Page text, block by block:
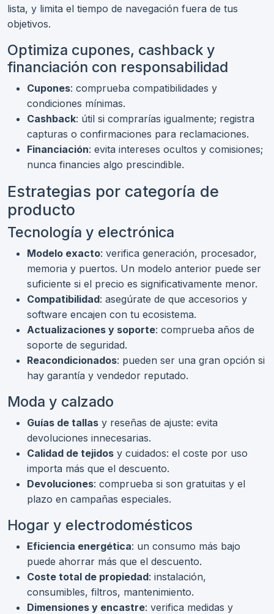
lista, y limita el tiempo de navegación fuera de tus
objetivos.
Optimiza cupones, cashback y
financiación con responsabilidad
Cupones: comprueba compatibilidades y
condiciones mínimas.
Cashback: útil si comprarías igualmente; registra
capturas o confirmaciones para reclamaciones.
Financiación: evita intereses ocultos y comisiones;
nunca financies algo prescindible.
Estrategias por categoría de
producto
Tecnología y electrónica
Modelo exacto: verifica generación, procesador,
memoria y puertos. Un modelo anterior puede ser
suficiente si el precio es significativamente menor.
Compatibilidad: asegúrate de que accesorios y
software encajen con tu ecosistema.
Actualizaciones y soporte: comprueba años de
soporte de seguridad.
Reacondicionados: pueden ser una gran opción si
hay garantía y vendedor reputado.
Moda y calzado
Guías de tallas y reseñas de ajuste: evita
devoluciones innecesarias.
Calidad de tejidos y cuidados: el coste por uso
importa más que el descuento.
Devoluciones: comprueba si son gratuitas y el
plazo en campañas especiales.
Hogar y electrodomésticos
Eficiencia energética: un consumo más bajo
puede ahorrar más que el descuento.
Coste total de propiedad: instalación,
consumibles, filtros, mantenimiento.
Dimensiones y encastre: verifica medidas y